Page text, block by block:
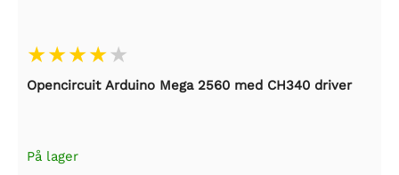
Opencircuit Arduino Mega 2560 med CH340 driver
På lager